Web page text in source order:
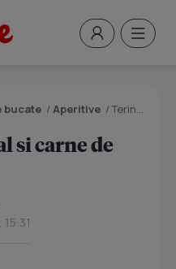
bucate / Aperitive /Terina cu cascaval si carne de pui
si carne de